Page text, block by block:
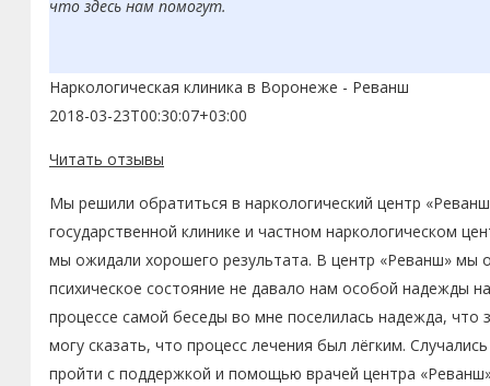
что здесь нам помогут.
употребляет наркотики. За это время стал совсем
Наркологическая клиника в Воронеже - Реванш
2018-03-23T00:30:07+03:00
Читать отзывы
Мы решили обратиться в наркологический центр
государственной клинике и частном наркологическом
мы ожидали хорошего результата. В центр «Реванш» мы
психическое состояние не давало нам особой надежды
процессе самой беседы во мне поселилась надежда,
могу сказать, что процесс лечения был лёгким.
пройти с поддержкой и помощью врачей центра